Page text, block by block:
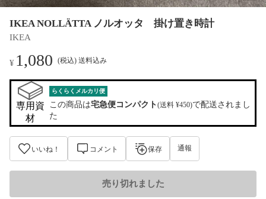
IKEA NOLLÄTTA ノルオッタ 掛け置き時計
IKEA
¥ 1,080 (税込) 送料込み
専用資
材
らくらくメルカリ便
この商品は宅急便コンパクト(送料 ¥450)で配送されまし
た
いいね！ コメント 保存 通報
売り切れました